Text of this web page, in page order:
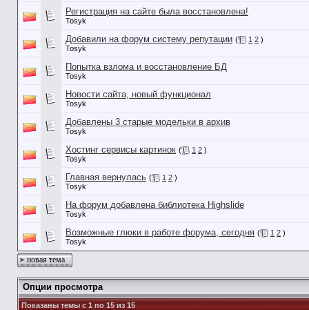
Регистрация на сайте была восстановлена!
Tosyk
Добавили на форум систему репутации ( 1 2 )
Tosyk
Попытка взлома и восстановление БД
Tosyk
Новости сайта, новый функционал
Tosyk
Добавлены 3 старые модельки в архив
Tosyk
Хостинг сервисы картинок ( 1 2 )
Tosyk
Главная вернулась ( 1 2 )
Tosyk
На форум добавлена библиотека Highslide
Tosyk
Возможные глюки в работе форума, сегодня ( 1 2 )
Tosyk
новая тема
Опции просмотра
Показаны темы с 1 по 15 из 15